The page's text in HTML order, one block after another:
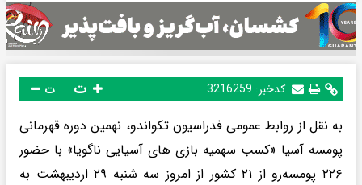
کدخبر: 3216259 ت
به نقل از روابط عمومی فدراسیون تکواندو، نهمین دوره قهرمانی
پومسه آسیا «کسب سهمیه بازی های آسیایی ناگویا» با حضور
۲۲۶ پومسه‌رو از ۲۱ کشور از امروز سه شنبه ۲۹ اردیبهشت به